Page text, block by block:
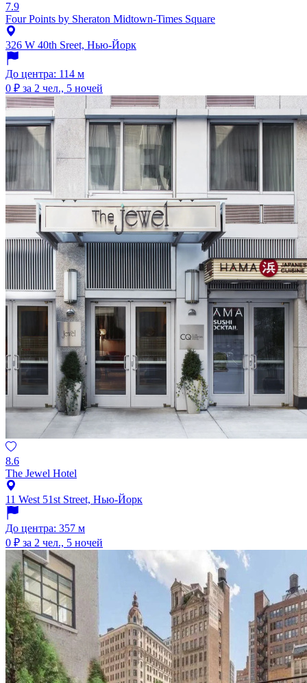
7.9
Four Points by Sheraton Midtown-Times Square
326 W 40th Sreet, Нью-Йорк
До центра: 114 м
0 ₽ за 2 чел., 5 ночей
8.6
The Jewel Hotel
11 West 51st Street, Нью-Йорк
До центра: 357 м
0 ₽ за 2 чел., 5 ночей